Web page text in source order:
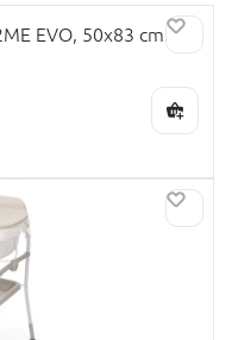
parduotuvėje. Tad
pirmasis čiulptukas, kurį
apsipirksite greitai ir
ne tik minėtus Chicco
vaikų priežiūros ir
būti patogūs ir labai
mažyliai galės pratintis
valgyti savarankiškai.
ir gertuvių, buteliukų,
gamintojas taip pat gali
EVO, 50x83 cm.,